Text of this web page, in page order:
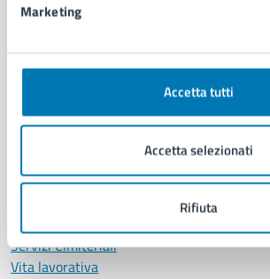
Marketing
Accetta tutti
Accetta selezionati
Rifiuta
Anagrafe e stato civile
Cultura e tempo libero
Documenti e certificati
Educazione e formazione
Giustizia e sicurezza pubblica
Servizi Cimiteriali
Vita lavorativa